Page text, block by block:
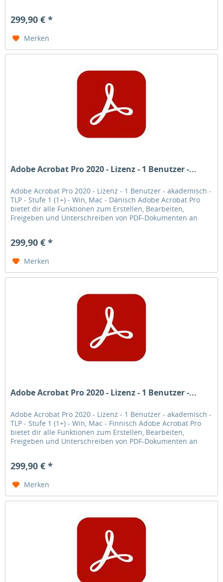
299,90 € *
Merken
Adobe Acrobat Pro 2020 - Lizenz - 1 Benutzer -...
Adobe Acrobat Pro 2020 - Lizenz - 1 Benutzer - akademisch -
TLP - Stufe 1 (1+) - Win, Mac - Dänisch Adobe Acrobat Pro
bietet dir alle Funktionen zum Erstellen, Bearbeiten,
Freigeben und Unterschreiben von PDF-Dokumenten an
299,90 € *
Merken
Adobe Acrobat Pro 2020 - Lizenz - 1 Benutzer -...
Adobe Acrobat Pro 2020 - Lizenz - 1 Benutzer - akademisch -
TLP - Stufe 1 (1+) - Win, Mac - Finnisch Adobe Acrobat Pro
bietet dir alle Funktionen zum Erstellen, Bearbeiten,
Freigeben und Unterschreiben von PDF-Dokumenten an
299,90 € *
Merken